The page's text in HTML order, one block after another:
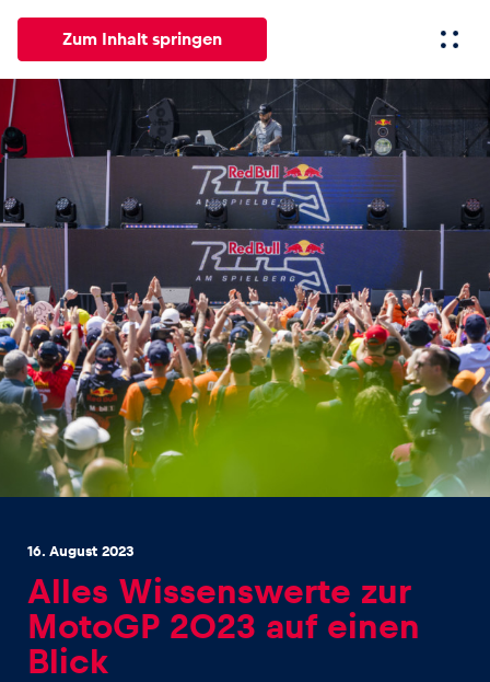
Zum Inhalt springen
Alle News Events Erlebnisse Seiten
News
Events
Alle anzeigen
Erlebnisse
16. August 2023
Alles Wissenswerte zur
MotoGP 2023 auf einen
Blick